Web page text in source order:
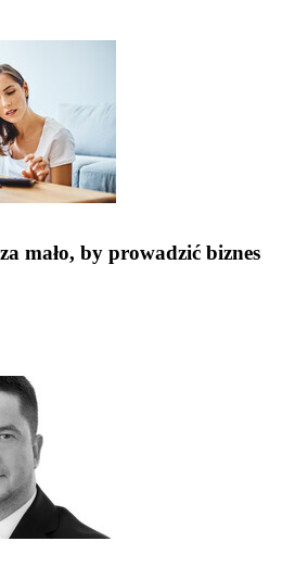
mało, by prowadzić biznes